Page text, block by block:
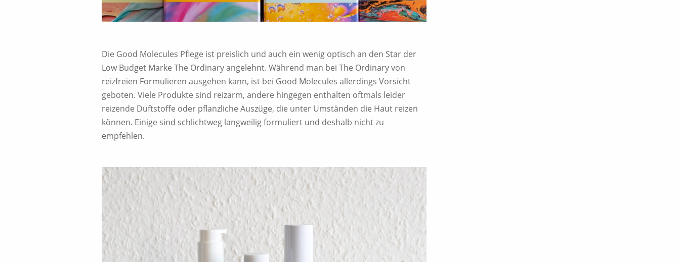
Die Good Molecules Pflege ist preislich und auch ein wenig optisch an den Star der
Low Budget Marke The Ordinary angelehnt. Während man bei The Ordinary von
reizfreien Formulieren ausgehen kann, ist bei Good Molecules allerdings Vorsicht
geboten. Viele Produkte sind reizarm, andere hingegen enthalten oftmals leider
reizende Duftstoffe oder pflanzliche Auszüge, die unter Umständen die Haut reizen
können. Einige sind schlichtweg langweilig formuliert und deshalb nicht zu
empfehlen.